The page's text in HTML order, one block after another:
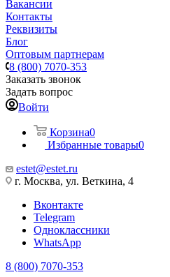
Вакансии
Контакты
Реквизиты
Блог
Оптовым партнерам
8 (800) 7070-353
Заказать звонок
Задать вопрос
Войти
Корзина0
Избранные товары0
estet@estet.ru
г. Москва, ул. Веткина, 4
Вконтакте
Telegram
Одноклассники
WhatsApp
8 (800) 7070-353